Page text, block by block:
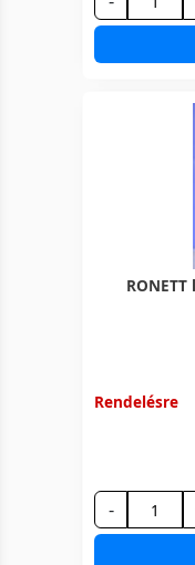
Rendelésre
-